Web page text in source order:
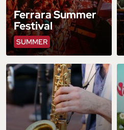
SUMMER
Ferrara Summer
Festival